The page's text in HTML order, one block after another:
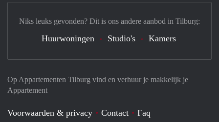
Op Appartementen Tilburg vind en verhuur je makkelijk je
Appartement
Voorwaarden & privacy Contact Faq
Niks leuks gevonden? Dit is ons andere aanbod in Tilburg:
Huurwoningen Studio's Kamers